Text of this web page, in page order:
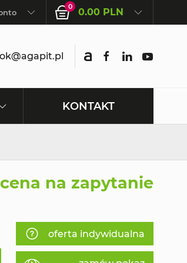
0 0.00 PLN
KONTAKT
cena na zapytanie
oferta indywidualna